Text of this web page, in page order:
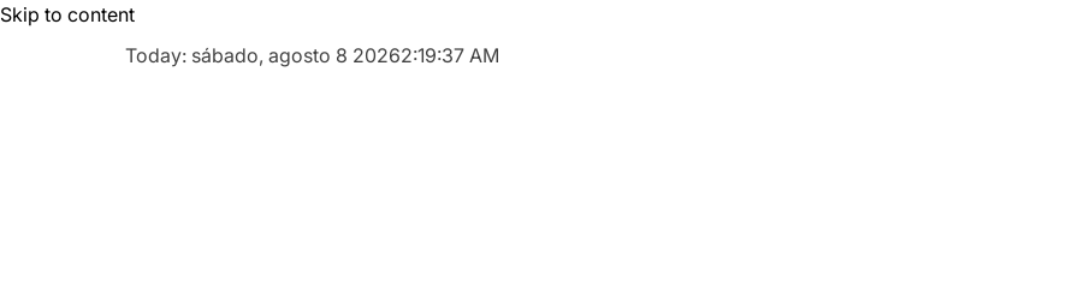
Skip to content
Today: sábado, agosto 8 20262:19:37 AM